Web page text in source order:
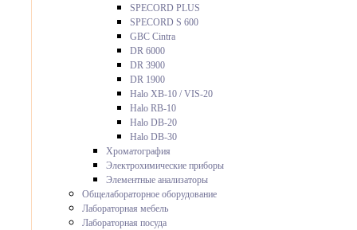
SPECORD PLUS
SPECORD S 600
GBC Cintra
DR 6000
DR 3900
DR 1900
Halo XB-10 / VIS-20
Halo RB-10
Halo DB-20
Halo DB-30
Хроматография
Электрохимические приборы
Элементные анализаторы
Общелабораторное оборудование
Лабораторная мебель
Лабораторная посуда